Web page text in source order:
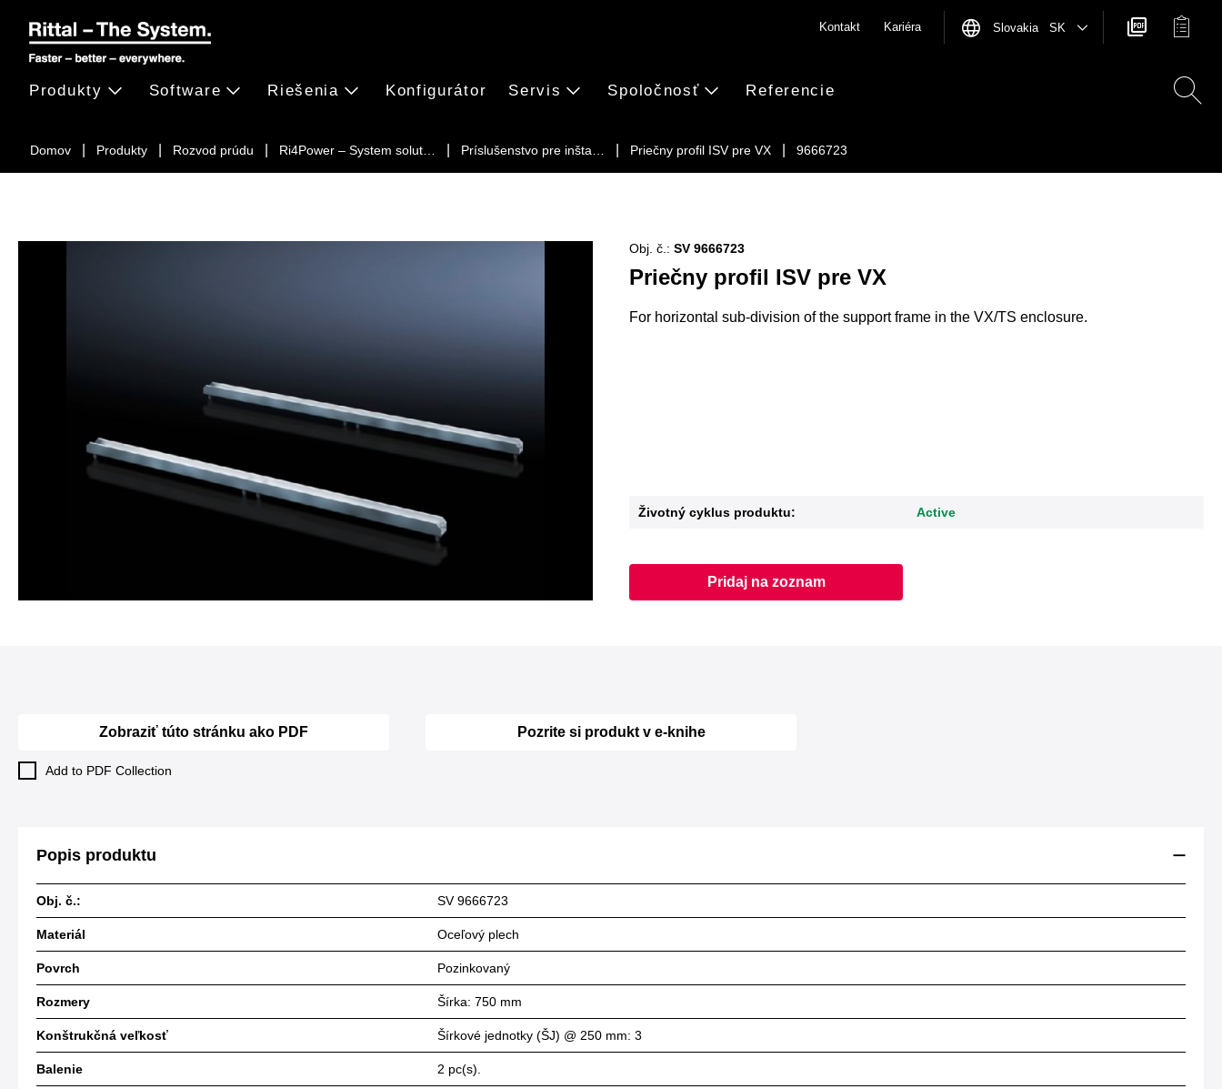
Domov Produkty Rozvod prúdu Ri4Power – System solut… Príslušenstvo pre inšta… Priečny profil ISV pre VX 9666723
Produkty Software Riešenia Konfigurátor Servis Spoločnosť Referencie
Kontakt Kariéra Slovakia SK
Priečny profil ISV pre VX
Obj. č.: SV 9666723
For horizontal sub-division of the support frame in the VX/TS enclosure.
Životný cyklus produktu: Active
Pridaj na zoznam
Zobraziť túto stránku ako PDF
Add to PDF Collection
Pozrite si produkt v e-knihe
Popis produktu
Obj. č.: SV 9666723
Materiál Oceľový plech
Povrch Pozinkovaný
Rozmery Šírka: 750 mm
Konštrukčná veľkosť Šírkové jednotky (ŠJ) @ 250 mm: 3
Balenie 2 pc(s).